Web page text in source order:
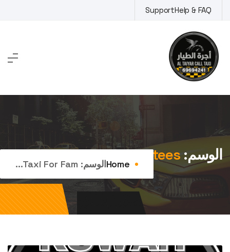
to
content
Help & FAQ
Support
الوسم:taxi for families fnaitees
Homeالوسم: Taxi For Fam...